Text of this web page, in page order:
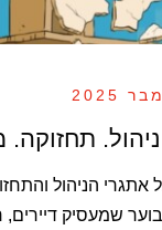
2025
תחזוקה.
אתגרי הניהול
שמעסיק דיירים,